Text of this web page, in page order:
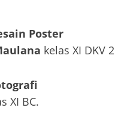
Poster
kelas XI DKV
XI BC.